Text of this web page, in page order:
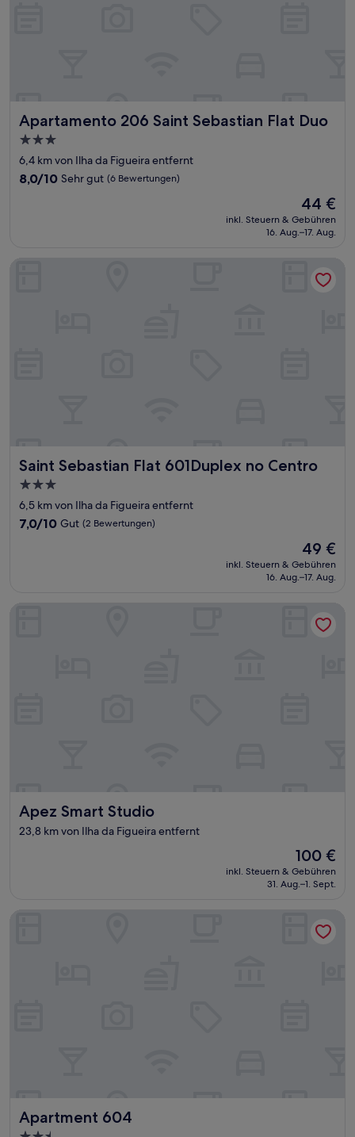
Apartamento 206 Saint Sebastian Flat Duo
Apartamento 206 Saint Sebastian Flat Duo
3.0-
Sterne-
Unterkunft
6,4 km von Ilha da Figueira entfernt
8.0
Bewertungen)
8,0/10 Sehr gut (6 Bewertungen)
Der
Preis
beträgt
44 €
inkl. Steuern & Gebühren
16. Aug.–17. Aug.
Saint Sebastian Flat 601Duplex no Centro
Saint Sebastian Flat 601Duplex no Centro
3.0-
Sterne-
Unterkunft
6,5 km von Ilha da Figueira entfernt
7.0
7,0/10 Gut (2 Bewertungen)
Der
Preis
beträgt
49 €
inkl. Steuern & Gebühren
16. Aug.–17. Aug.
Saint Sebastian Flat 601Duplex no Centro
Apez Smart Studio
Apez Smart Studio
23,8 km von Ilha da Figueira entfernt
Der
Preis
beträgt
100 €
inkl. Steuern & Gebühren
31. Aug.–1. Sept.
Apartment 604
Apartment 604
Apartment 604